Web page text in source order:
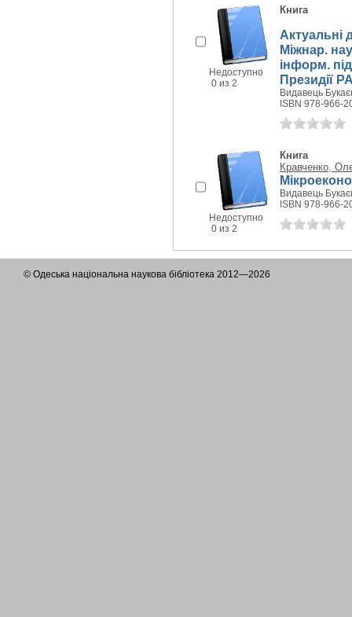
Недоступно
0 из 2
Книга
Актуальні
Міжнар.
інформ.
Президії
Видавець
ISBN 978-966-
Недоступно
0 из 2
Книга
Кравченко,
Видавець
ISBN 978-966-
© Одеська національна наукова бібліотека 2012—2026